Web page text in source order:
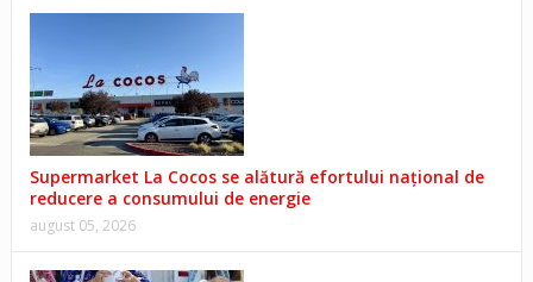
Supermarket La Cocos se alătură efortului național de
reducere a consumului de energie
august 05, 2026